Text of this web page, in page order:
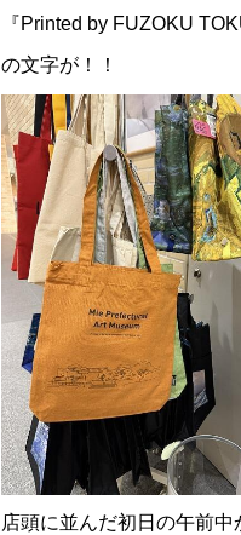
研究中間報
2023年1月27日
令和４年度
2023年1月19日
令和５年度
2022年12月 1日
9月13日以降
について
2021年9月 9日
『Printed by FUZOKU
の文字が！！
店頭に並んだ初日の午前